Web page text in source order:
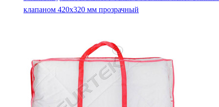
Упаковка для одеял и комплектов постельного белья